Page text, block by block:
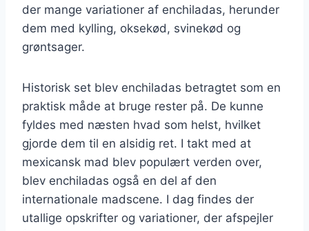
der mange variationer af enchiladas, herunder
dem med kylling, oksekød, svinekød og
grøntsager.
Historisk set blev enchiladas betragtet som en
praktisk måde at bruge rester på. De kunne
fyldes med næsten hvad som helst, hvilket
gjorde dem til en alsidig ret. I takt med at
mexicansk mad blev populært verden over,
blev enchiladas også en del af den
internationale madscene. I dag findes der
utallige opskrifter og variationer, der afspejler